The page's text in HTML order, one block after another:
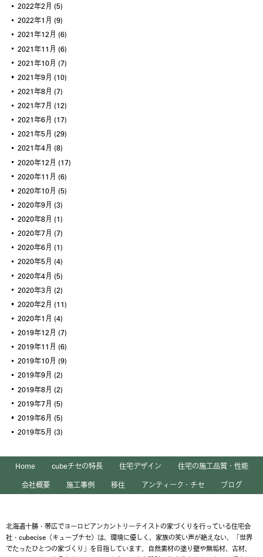
2022年2月 (5)
2022年1月 (9)
2021年12月 (6)
2021年11月 (6)
2021年10月 (7)
2021年9月 (10)
2021年8月 (7)
2021年7月 (12)
2021年6月 (17)
2021年5月 (29)
2021年4月 (8)
2020年12月 (17)
2020年11月 (6)
2020年10月 (5)
2020年9月 (3)
2020年8月 (1)
2020年7月 (7)
2020年6月 (1)
2020年5月 (4)
2020年4月 (5)
2020年3月 (2)
2020年2月 (11)
2020年1月 (4)
2019年12月 (7)
2019年11月 (6)
2019年10月 (9)
2019年9月 (2)
2019年8月 (2)
2019年7月 (5)
2019年6月 (5)
2019年5月 (3)
Home cubeチセの特長 住宅デザイン
住宅の施工品質・性能
会社概要
施工事例 移住 アンティーク・チセ ブログ
北海道十勝・帯広でヨーロピアンカントリーテイストの家づくりを行っている住宅会
社・cubecise（キューブチセ）は、環境に優しく、家族の笑い声が絶えない、「世界
でたったひとつの家づくり」を目指しています。自然素材の塗り壁や無垢材、古材、